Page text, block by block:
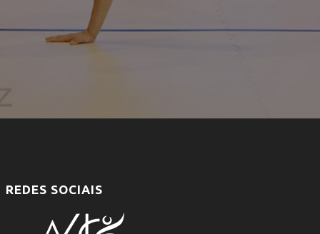
REDES SOCIAIS